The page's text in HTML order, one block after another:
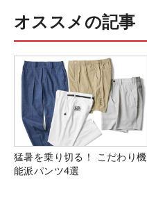
オススメの記事
猛暑を乗り切る！ こだわり機
能派パンツ4選